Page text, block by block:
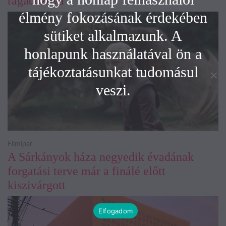
A Sárkányok háza negyedik évadának
forgatási terve már a finálé előtt
kiszivárgott
Filmipar
élmény fokozásának érdekében
sütiket alkalmazunk. A
honlapunk használatával ön a
tájékoztatásunkat tudomásul
veszi.
Elfogadom